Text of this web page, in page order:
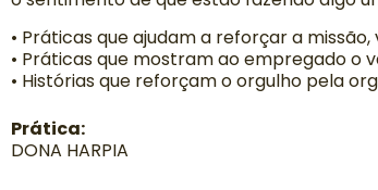
• Práticas que ajudam a reforçar a missão,
• Práticas que mostram ao empregado o
• Histórias que reforçam o orgulho pela
Prática:
DONA HARPIA